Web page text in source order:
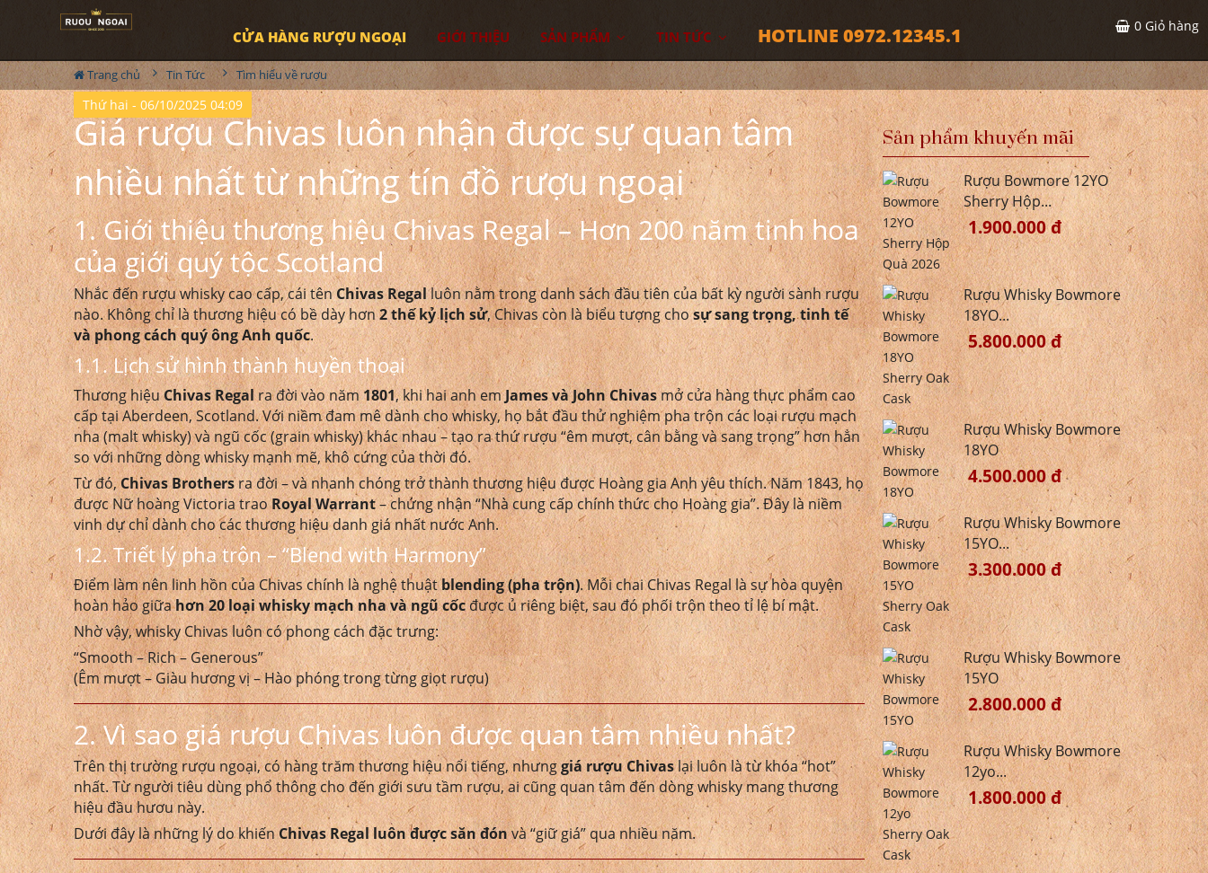
CỬA HÀNG RƯỢU NGOẠI GIỚI THIỆU SẢN PHẨM TIN TỨC HOTLINE 0972.12345.1 0 Giỏ hàng
Trang chủ Tin Tức Tìm hiểu về rượu
Giá rượu Chivas luôn nhận được sự quan tâm
nhiều nhất từ những tín đồ rượu ngoại
Thứ hai - 06/10/2025 04:09
1. Giới thiệu thương hiệu Chivas Regal – Hơn 200 năm tinh hoa
của giới quý tộc Scotland
Nhắc đến rượu whisky cao cấp, cái tênChivas Regalluôn nằm trong danh sách đầu tiên của bất kỳ người sành rượu
nào. Không chỉ là thương hiệu có bề dày hơn2 thế kỷ lịch sử, Chivas còn là biểu tượng chosự sang trọng, tinh tế
và phong cách quý ông Anh quốc.
1.1. Lịch sử hình thành huyền thoại
Thương hiệuChivas Regalra đời vào năm1801, khi hai anh emJames và John Chivasmở cửa hàng thực phẩm cao
cấp tại Aberdeen, Scotland. Với niềm đam mê dành cho whisky, họ bắt đầu thử nghiệm pha trộn các loại rượu mạch
nha (malt whisky) và ngũ cốc (grain whisky) khác nhau – tạo ra thứ rượu “êm mượt, cân bằng và sang trọng” hơn hẳn
so với những dòng whisky mạnh mẽ, khô cứng của thời đó.
Từ đó,Chivas Brothersra đời – và nhanh chóng trở thành thương hiệu được Hoàng gia Anh yêu thích. Năm 1843, họ
được Nữ hoàng Victoria traoRoyal Warrant– chứng nhận “Nhà cung cấp chính thức cho Hoàng gia”. Đây là niềm
vinh dự chỉ dành cho các thương hiệu danh giá nhất nước Anh.
1.2. Triết lý pha trộn – “Blend with Harmony”
Điểm làm nên linh hồn của Chivas chính là nghệ thuậtblending (pha trộn). Mỗi chai Chivas Regal là sự hòa quyện
hoàn hảo giữahơn 20 loại whisky mạch nha và ngũ cốcđược ủ riêng biệt, sau đó phối trộn theo tỉ lệ bí mật.
Nhờ vậy, whisky Chivas luôn có phong cách đặc trưng:
“Smooth – Rich – Generous”
(Êm mượt – Giàu hương vị – Hào phóng trong từng giọt rượu)
2. Vì sao giá rượu Chivas luôn được quan tâm nhiều nhất?
Trên thị trường rượu ngoại, có hàng trăm thương hiệu nổi tiếng, nhưnggiá rượu Chivaslại luôn là từ khóa “hot”
nhất. Từ người tiêu dùng phổ thông cho đến giới sưu tầm rượu, ai cũng quan tâm đến dòng whisky mang thương
hiệu đầu hươu này.
Dưới đây là những lý do khiếnChivas Regal luôn được săn đónvà “giữ giá” qua nhiều năm.
Sản phẩm khuyến mãi
Rượu Bowmore 12YO
Sherry Hộp...
1.900.000 đ
Rượu Whisky Bowmore
18YO...
5.800.000 đ
Rượu Whisky Bowmore
18YO
4.500.000 đ
Rượu Whisky Bowmore
15YO...
3.300.000 đ
Rượu Whisky Bowmore
15YO
2.800.000 đ
Rượu Whisky Bowmore
12yo...
1.800.000 đ